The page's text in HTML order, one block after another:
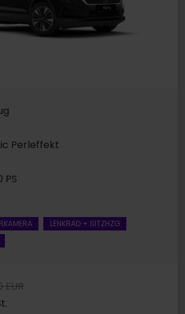
Perleffekt
PS
LENKRAD + SITZHZG
EUR